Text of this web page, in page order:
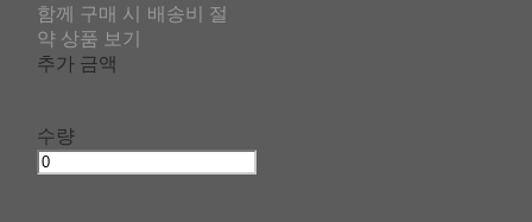
함께 구매 시 배송비 절
약 상품 보기
추가 금액
수량